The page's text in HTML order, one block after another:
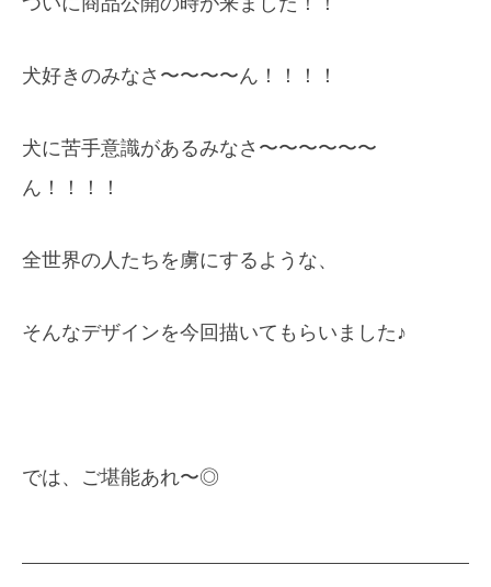
犬好きのみなさ〜〜〜〜ん！！！！
犬に苦手意識があるみなさ〜〜〜〜〜〜
ん！！！！
全世界の人たちを虜にするような、
そんなデザインを今回描いてもらいました♪
では、ご堪能あれ〜◎